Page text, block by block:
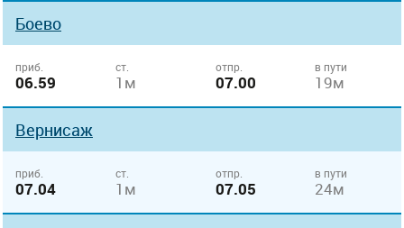
Боево
приб.
06.59
ст.
1м
отпр.
07.00
в пути
19м
Вернисаж
приб.
07.04
ст.
1м
отпр.
07.05
в пути
24м